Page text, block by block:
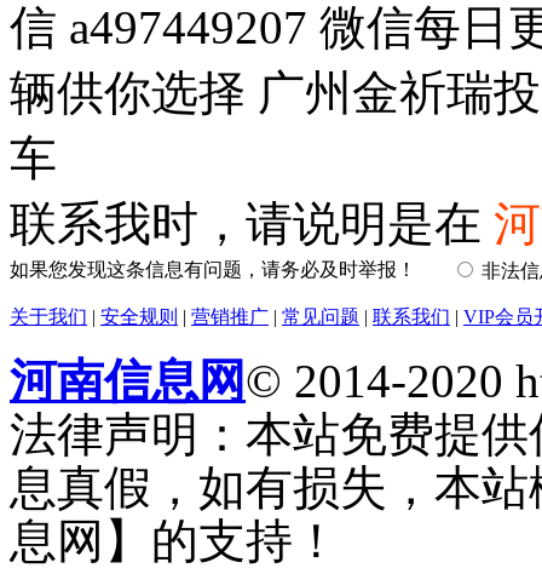
信 a497449207 微信每
辆供你选择 广州金祈瑞
车
联系我时，请说明是在
如果您发现这条信息有问题，请务必及时举报！ 非法
关于我们 | 安全规则 | 营销推广 | 常见问题 | 联系我们 | VIP会员
河南信息网© 2014-2020
法律声明：本站免费提
息真假，如有损失，本
息网】的支持！